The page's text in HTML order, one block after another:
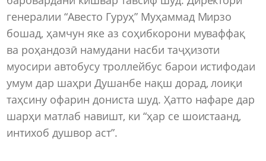
генералии “Авесто Гуруҳ” Муҳаммад Мирзо
бошад, ҳамчун яке аз соҳибкорони муваффақ
ва роҳандозӣ намудани насби таҷҳизоти
муосири автобусу троллейбус барои истифодаи
умум дар шаҳри Душанбе нақш дорад, лоиқи
таҳсину офарин дониста шуд. Ҳатто нафаре дар
шарҳи матлаб навишт, ки “ҳар се шоистаанд,
интихоб душвор аст”.